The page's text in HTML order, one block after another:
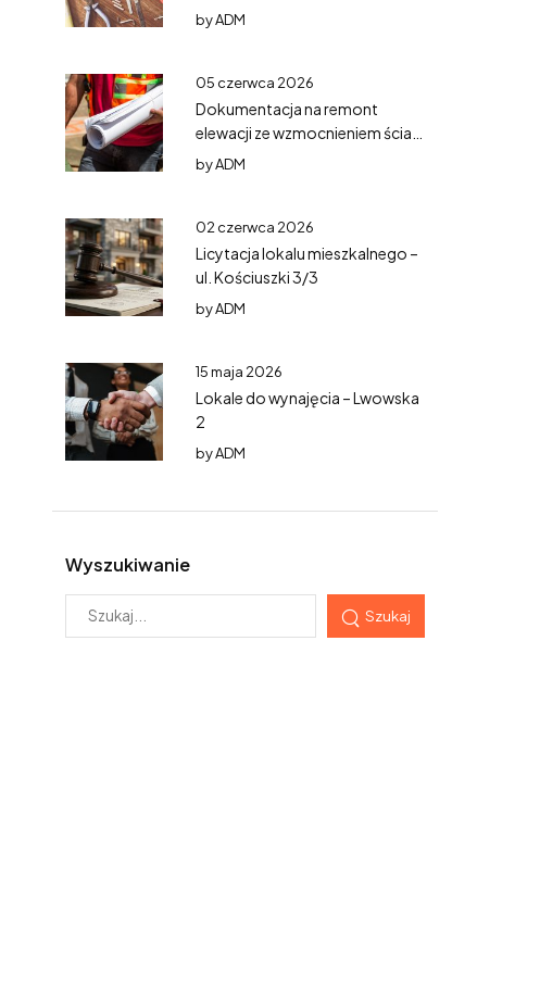
byADM
05 czerwca 2026
Dokumentacja na remont
elewacji ze wzmocnieniem ścian
– Mazurska 5
byADM
02 czerwca 2026
Licytacja lokalu mieszkalnego –
ul. Kościuszki 3/3
byADM
15 maja 2026
Lokale do wynajęcia – Lwowska
2
byADM
Wyszukiwanie
Szukaj